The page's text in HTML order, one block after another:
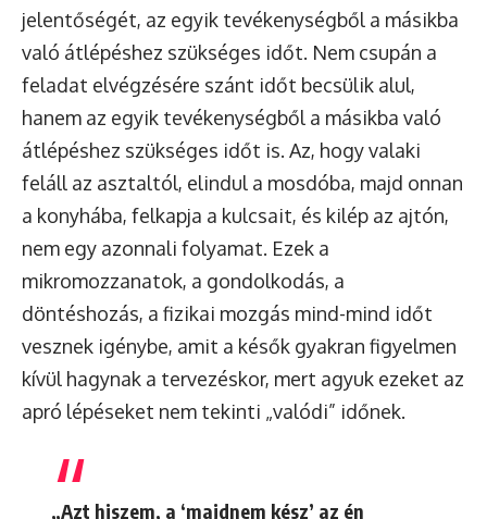
jelentőségét, az egyik tevékenységből a másikba
való átlépéshez szükséges időt. Nem csupán a
feladat elvégzésére szánt időt becsülik alul,
hanem az egyik tevékenységből a másikba való
átlépéshez szükséges időt is. Az, hogy valaki
feláll az asztaltól, elindul a mosdóba, majd onnan
a konyhába, felkapja a kulcsait, és kilép az ajtón,
nem egy azonnali folyamat. Ezek a
mikromozzanatok, a gondolkodás, a
döntéshozás, a fizikai mozgás mind-mind időt
vesznek igénybe, amit a késők gyakran figyelmen
kívül hagynak a tervezéskor, mert agyuk ezeket az
apró lépéseket nem tekinti „valódi” időnek.
„Azt hiszem, a ‘majdnem kész’ az én